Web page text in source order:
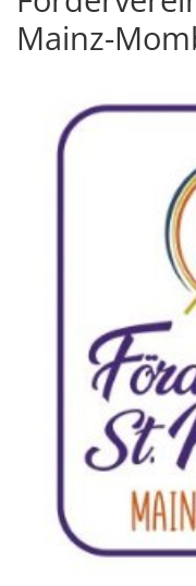
Mainz-